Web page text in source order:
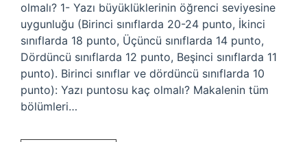
olmalı? 1- Yazı büyüklüklerinin öğrenci seviyesine
uygunluğu (Birinci sınıflarda 20-24 punto, İkinci
sınıflarda 18 punto, Üçüncü sınıflarda 14 punto,
Dördüncü sınıflarda 12 punto, Beşinci sınıflarda 11
punto). Birinci sınıflar ve dördüncü sınıflarda 10
punto): Yazı puntosu kaç olmalı? Makalenin tüm
bölümleri…